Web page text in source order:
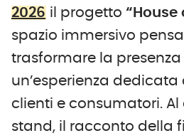
2026 il progetto“House
spazio immersivo
trasformare la
un’esperienza dedicata
clienti e consumatori. Al
stand, il racconto della